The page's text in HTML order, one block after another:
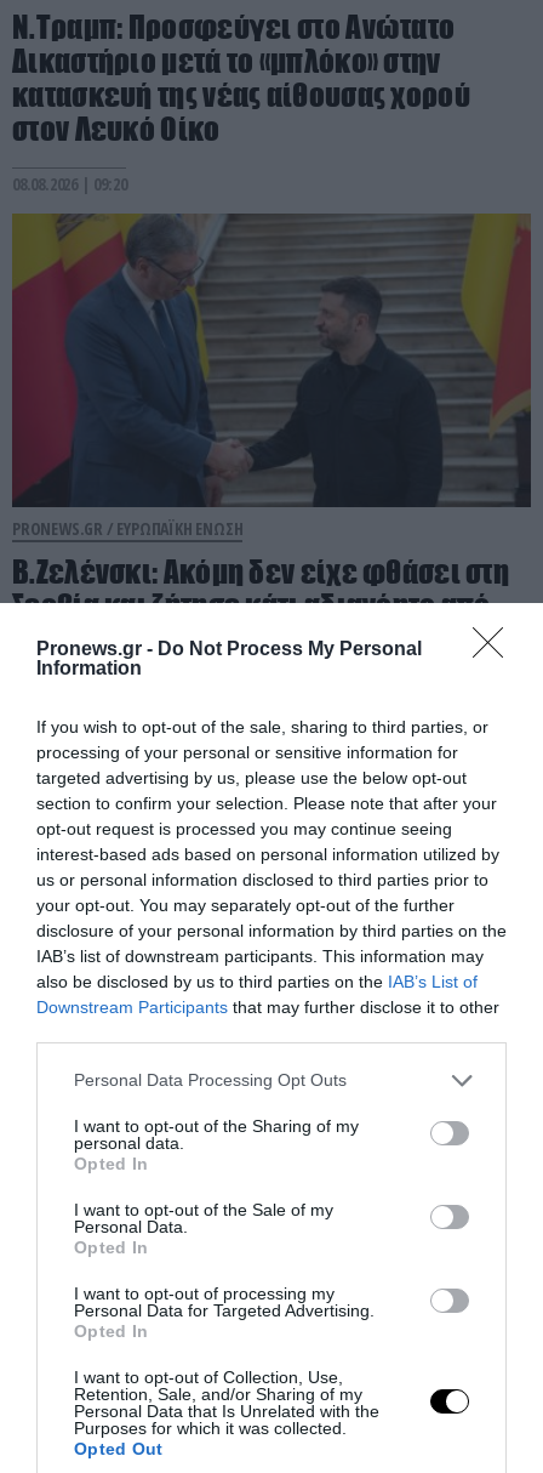
Pronews.gr - Do Not Process My Personal
Information
If you wish to opt-out of the sale, sharing to third parties, or
processing of your personal or sensitive information for
targeted advertising by us, please use the below opt-out
section to confirm your selection. Please note that after your
opt-out request is processed you may continue seeing
interest-based ads based on personal information utilized by
us or personal information disclosed to third parties prior to
your opt-out. You may separately opt-out of the further
disclosure of your personal information by third parties on the
IAB’s list of downstream participants. This information may
also be disclosed by us to third parties on the IAB’s List of
Downstream Participants that may further disclose it to other
Please note that this website/app uses one or more Google
not limited to your visit or usage behaviour. You may click to
grant or deny consent to Google and its third-party tags to
use your data for below specified purposes in below Google
consent section.
Personal Data Processing Opt Outs
I want to opt-out of the Sharing of my
personal data.
Opted In
I want to opt-out of the Sale of my
Personal Data.
Opted In
I want to opt-out of processing my
Personal Data for Targeted Advertising.
Opted In
I want to opt-out of Collection, Use,
Retention, Sale, and/or Sharing of my
Personal Data that Is Unrelated with the
Purposes for which it was collected.
Opted Out
Ν.Τραμπ: Προσφεύγει στο Ανώτατο
Δικαστήριο μετά το «μπλόκο» στην
κατασκευή της νέας αίθουσας χορού
στον Λευκό Οίκο
08.08.2026 | 09:20
PRONEWS.GR / ΕΥΡΩΠΑΪΚΗ ΕΝΩΣΗ
Β.Ζελένσκι: Ακόμη δεν είχε φθάσει στη
Σερβία και ζήτησε κάτι αδιανόητο από
τον Α.Βούτσιτς!
PRONEWS.GR /ΔΙΕΘΝΗΣ ΠΟΛΙΤΙΚΗ
ΗΠΑ: Πακέτο 1 δισ. δολαρίων για «την
ασφάλεια της Κολομβίας» του νέου
προέδρου Α.Ντε Λα Εσπριέγια
08.08.2026 | 07:37